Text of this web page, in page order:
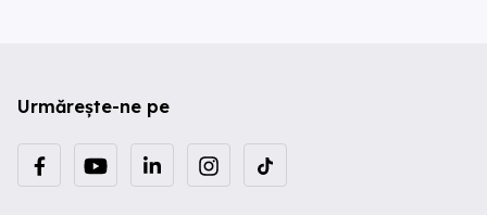
Urmărește-ne pe